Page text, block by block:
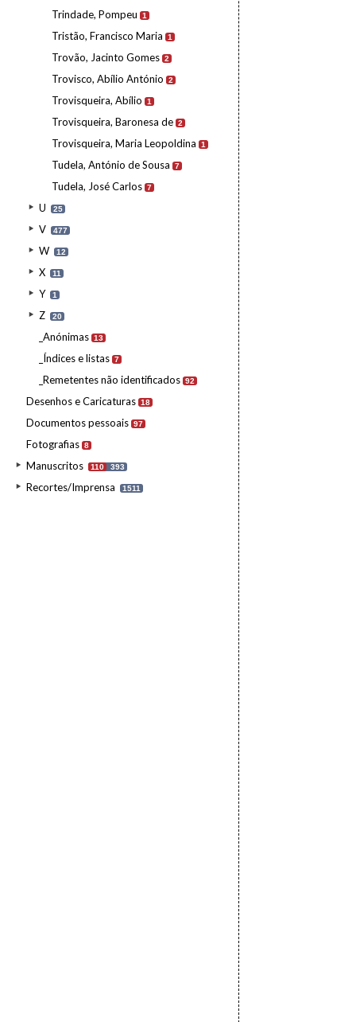
Trindade, Pompeu 1
Tristão, Francisco Maria 1
Trovão, Jacinto Gomes 2
Trovisco, Abílio António 2
Trovisqueira, Abílio 1
Trovisqueira, Baronesa de 2
Trovisqueira, Maria Leopoldina 1
Tudela, António de Sousa 7
Tudela, José Carlos 7
U 25
V 477
W 12
X 11
Y 1
Z 20
_Anónimas 13
_Índices e listas 7
_Remetentes não identificados 92
Desenhos e Caricaturas 18
Documentos pessoais 97
Fotografias 8
Manuscritos 110 393
Recortes/Imprensa 1511